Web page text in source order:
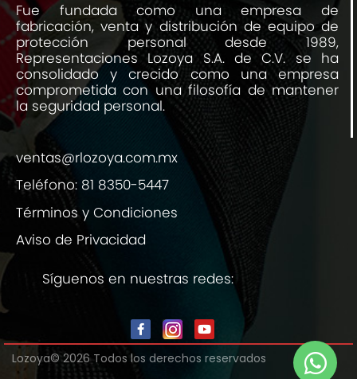
Fue fundada como una empresa de
fabricación, venta y distribución de equipo de
protección personal desde 1989,
Representaciones Lozoya S.A. de C.V. se ha
consolidado y crecido como una empresa
comprometida con una filosofía de mantener
la seguridad personal.
ventas@rlozoya.com.mx
Teléfono: 81 8350-5447
Términos y Condiciones
Aviso de Privacidad
Síguenos en nuestras redes:
Lozoya© 2026 Todos los derechos reservados